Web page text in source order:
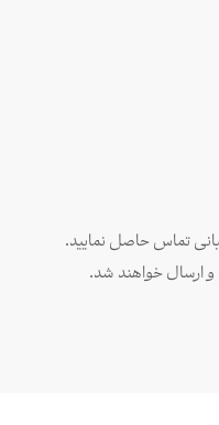
تماس حاصل نمایید.